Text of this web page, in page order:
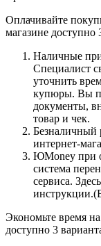
Оплачивайте
магазине доступно
Наличные
Специалист
уточнить
купюры. Вы
документы,
товар и чек.
Безналичный
интернет-
ЮMoney при
система
сервиса.
Экономьте время
доступно 3